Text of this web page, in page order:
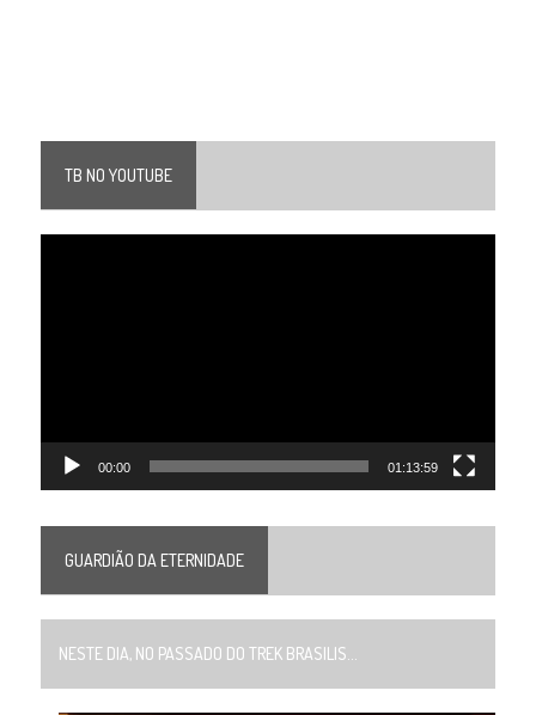
TB NO YOUTUBE
00:00 01:13:59
GUARDIÃO DA ETERNIDADE
NESTE DIA, NO PASSADO DO TREK BRASILIS...